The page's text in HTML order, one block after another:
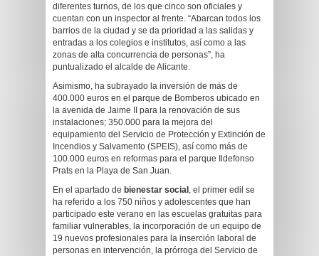
diferentes turnos, de los que cinco son oficiales y
cuentan con un inspector al frente. “Abarcan todos los
barrios de la ciudad y se da prioridad a las salidas y
entradas a los colegios e institutos, así como a las
zonas de alta concurrencia de personas”, ha
puntualizado el alcalde de Alicante.
Asimismo, ha subrayado la inversión de más de
400.000 euros en el parque de Bomberos ubicado en
la avenida de Jaime II para la renovación de sus
instalaciones; 350.000 para la mejora del
equipamiento del Servicio de Protección y Extinción de
Incendios y Salvamento (SPEIS), así como más de
100.000 euros en reformas para el parque Ildefonso
Prats en la Playa de San Juan.
En el apartado de bienestar social , el primer edil se
ha referido a los 750 niños y adolescentes que han
participado este verano en las escuelas gratuitas para
familiar vulnerables, la incorporación de un equipo de
19 nuevos profesionales para la inserción laboral de
personas en intervención, la prórroga del Servicio de